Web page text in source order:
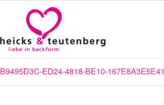
B9495D3C-ED24-4818-BE10-167E8A3E5E41